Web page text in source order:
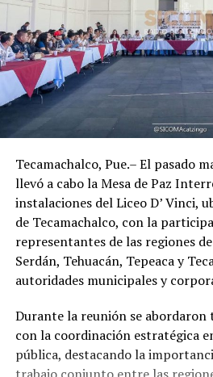
Tecamachalco, Pue.– El pasado
llevó a cabo la Mesa de Paz
instalaciones del Liceo D’ Vinci,
de Tecamachalco, con la
representantes de las regiones
Serdán, Tehuacán, Tepeaca y
autoridades municipales y
Durante la reunión se abordaron
con la coordinación estratégica
pública, destacando la